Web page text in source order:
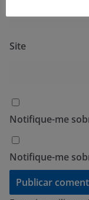
Site
Notifique-me
Notifique-me